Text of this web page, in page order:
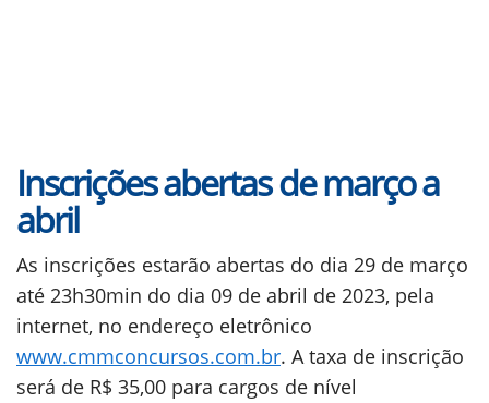
Inscrições abertas de março a
abril
As inscrições estarão abertas do dia 29 de março
até 23h30min do dia 09 de abril de 2023, pela
internet, no endereço eletrônico
www.cmmconcursos.com.br. A taxa de inscrição
será de R$ 35,00 para cargos de nível